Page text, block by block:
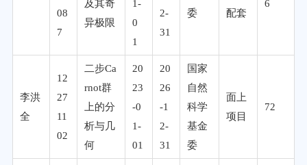
08
7
及其奇
异极限
1-
0
1
2-
31
委
配套
6
李洪
全
12
27
11
02
二步Ca
rnot群
上的分
析与几
何
20
23
-0
1-
01
20
26
-1
2-
31
国家
自然
科学
基金
委
面上
项目
72